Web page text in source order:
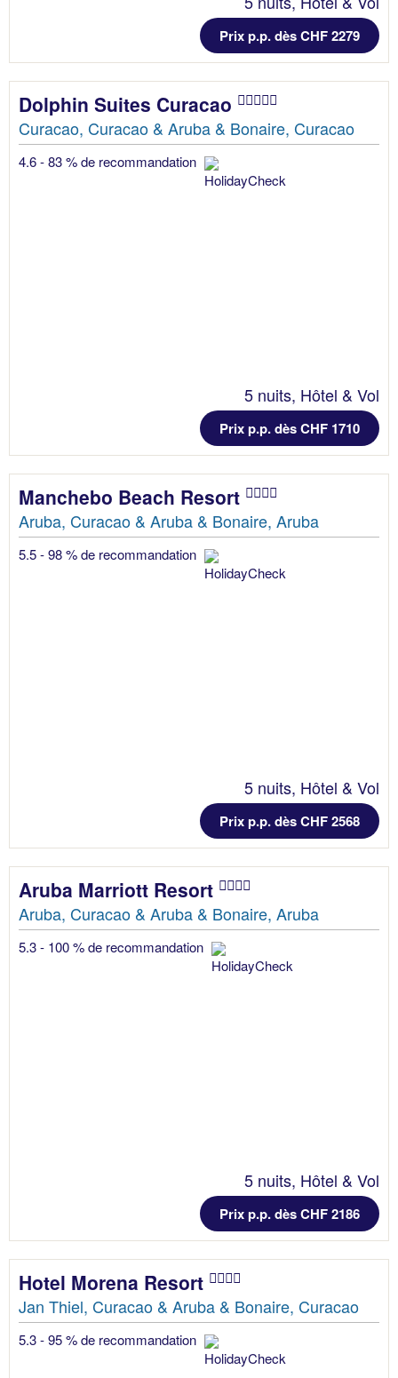
Prix p.p. dès CHF 2279
Dolphin Suites Curacao
Curacao, Curacao & Aruba & Bonaire, Curacao
4.6 - 83 % de recommandation
5 nuits, Hôtel & Vol
Prix p.p. dès CHF 1710
Manchebo Beach Resort
Aruba, Curacao & Aruba & Bonaire, Aruba
5.5 - 98 % de recommandation
5 nuits, Hôtel & Vol
Prix p.p. dès CHF 2568
Aruba Marriott Resort
Aruba, Curacao & Aruba & Bonaire, Aruba
5.3 - 100 % de recommandation
5 nuits, Hôtel & Vol
Prix p.p. dès CHF 2186
Hotel Morena Resort
Jan Thiel, Curacao & Aruba & Bonaire, Curacao
5.3 - 95 % de recommandation